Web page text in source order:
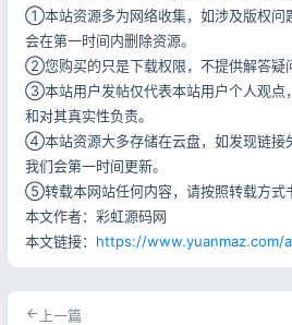
①本站资源多为网络收集，如涉及版权问
会在第一时间内删除资源。
②您购买的只是下载权限，不提供解答疑
③本站用户发帖仅代表本站用户个人观点
和对其真实性负责。
④本站资源大多存储在云盘，如发现链接
我们会第一时间更新。
⑤转载本网站任何内容，请按照转载方式
本文作者：彩虹源码网
本文链接： https://www.yuanmaz.com/
上一篇